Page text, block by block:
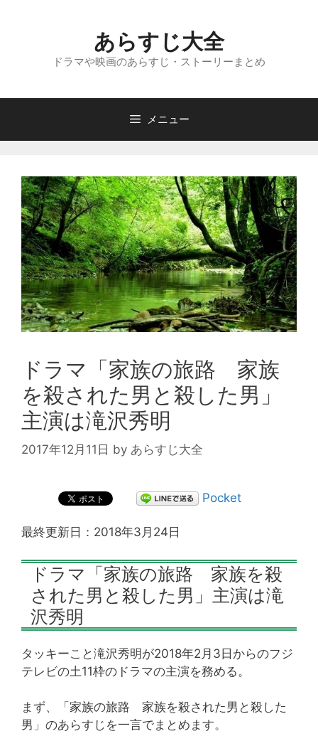
へ
あらすじ大全
ドラマや映画のあらすじ・ストーリーまとめ
メニュー
ドラマ「家族の旅路 家族
を殺された男と殺した男」
主演は滝沢秀明
2017年12月11日 by あらすじ大全
Pocket
最終更新日：2018年3月24日
ドラマ「家族の旅路 家族を殺
された男と殺した男」主演は滝
沢秀明
タッキーこと滝沢秀明が2018年2月3日からのフジ
テレビの土11枠のドラマの主演を務める。
まず、「家族の旅路 家族を殺された男と殺した
男」のあらすじを一言でまとめます。